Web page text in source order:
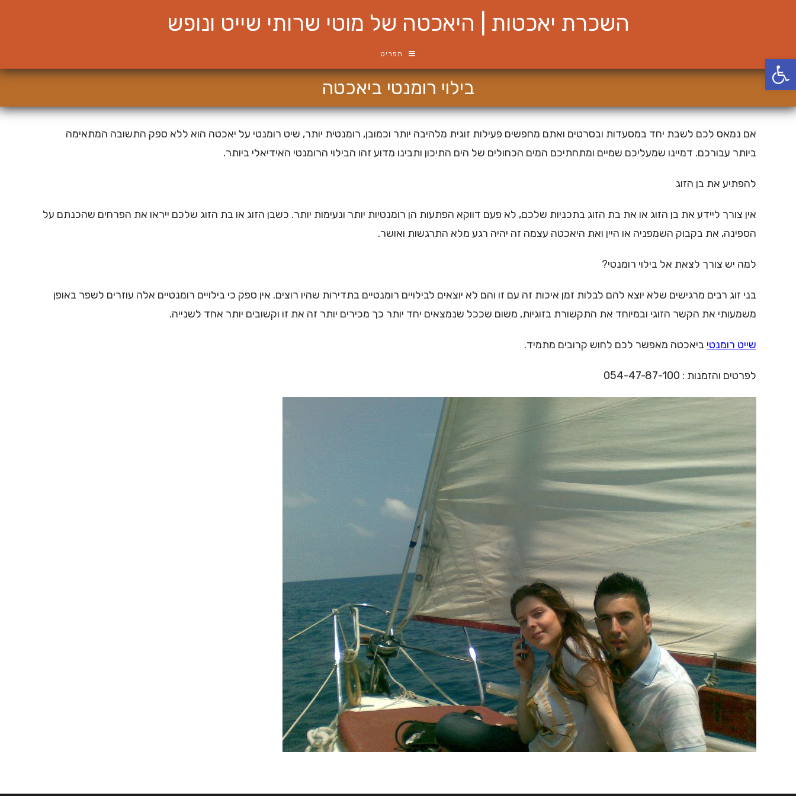
פתח סרגל נגישות
השכרת יאכטות | היאכטה של מוטי שרותי שייט ונופש
תפריט
בילוי רומנטי ביאכטה
אם נמאס לכם לשבת יחד במסעדות ובסרטים ואתם מחפשים פעילות זוגית מלהיבה יותר וכמובן, רומנטית יותר, שיט רומנטי על יאכטה הוא ללא ספק התשובה המתאימה
ביותר עבורכם. דמיינו שמעליכם שמיים ומתחתיכם המים הכחולים של הים התיכון ותבינו מדוע זהו הבילוי הרומנטי האידיאלי ביותר.
להפתיע את בן הזוג
אין צורך ליידע את בן הזוג או את בת הזוג בתכניות שלכם, לא פעם דווקא הפתעות הן רומנטיות יותר ונעימות יותר. כשבן הזוג או בת הזוג שלכם ייראו את הפרחים שהכנתם על
הספינה, את בקבוק השמפניה או היין ואת היאכטה עצמה זה יהיה רגע מלא התרגשות ואושר.
למה יש צורך לצאת אל בילוי רומנטי?
בני זוג רבים מרגישים שלא יוצא להם לבלות זמן איכות זה עם זו והם לא יוצאים לבילויים רומנטיים בתדירות שהיו רוצים. אין ספק כי בילויים רומנטיים אלה עוזרים לשפר באופן
משמעותי את הקשר הזוגי ובמיוחד את התקשורת בזוגיות, משום שככל שנמצאים יחד יותר כך מכירים יותר זה את זו וקשובים יותר אחד לשנייה.
שייט רומנטי ביאכטה מאפשר לכם לחוש קרובים מתמיד.
לפרטים והזמנות : 054-47-87-100